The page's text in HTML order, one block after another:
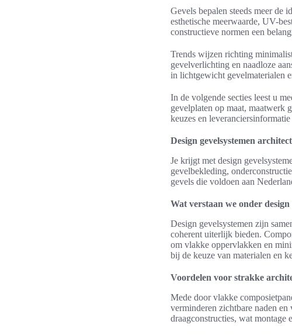
Gevels bepalen steeds meer de
esthetische meerwaarde, UV-
constructieve normen een
Trends wijzen richting
gevelverlichting en naadloze
in lichtgewicht gevelmaterialen
In de volgende secties leest u
gevelplaten op maat, maatwerk
keuzes en
Design gevelsystemen
Je krijgt met design
gevelbekleding,
gevels die voldoen aan
Wat verstaan we onder design
Design gevelsystemen zijn
coherent uiterlijk bieden.
om vlakke oppervlakken en
bij de keuze van materialen en
Voordelen voor strakke
Mede door vlakke
verminderen zichtbare naden
draagconstructies, wat montage